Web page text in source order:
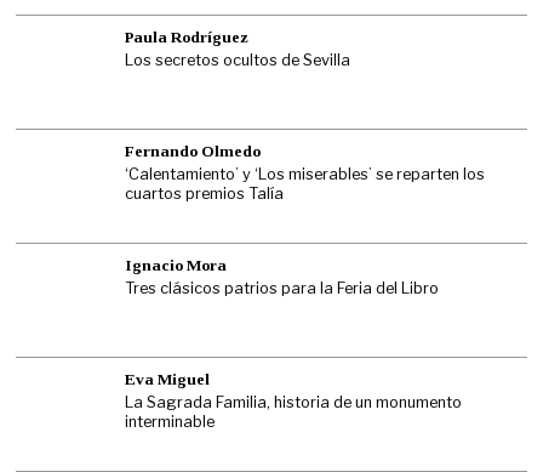
Paula Rodríguez
Los secretos ocultos de Sevilla
Fernando Olmedo
‘Calentamiento’ y ‘Los miserables’ se reparten los
cuartos premios Talía
Ignacio Mora
Tres clásicos patrios para la Feria del Libro
Eva Miguel
La Sagrada Familia, historia de un monumento
interminable